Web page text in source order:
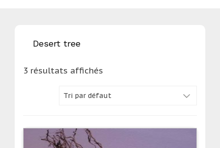
Desert tree
3 résultats affichés